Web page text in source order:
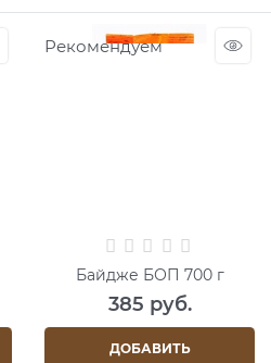
Рекомендуем
Байдже БОП 700 г
385 руб.
ДОБАВИТЬ